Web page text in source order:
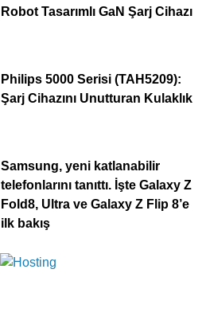
Robot Tasarımlı GaN Şarj Cihazı
Philips 5000 Serisi (TAH5209):
Şarj Cihazını Unutturan Kulaklık
Samsung, yeni katlanabilir
telefonlarını tanıttı. İşte Galaxy Z
Fold8, Ultra ve Galaxy Z Flip 8’e
ilk bakış